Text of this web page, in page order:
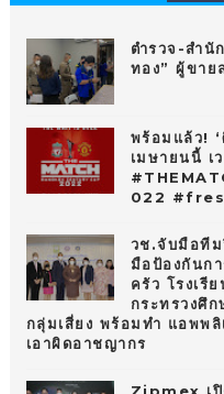
ตำรวจ-สำนั
ทอง” ผู้ขาย
พร้อมแล้ว! ‘
เมษายนนี้
022
วช.จับมือทีม
มือป้องกันก
ครัว โรงเรี
กระทรวงศึ
กลุ่มเสี่ยง พร้อมทำ แอพพ
เอาผิดอาชญากร